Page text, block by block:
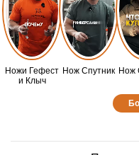
Ножи Гефест
и Клыч
Нож Спутник Нож